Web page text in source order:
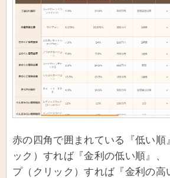
赤の四角で囲まれている『低い順
ック）すれば『金利の低い順』、
プ（クリック）すれば『金利の高